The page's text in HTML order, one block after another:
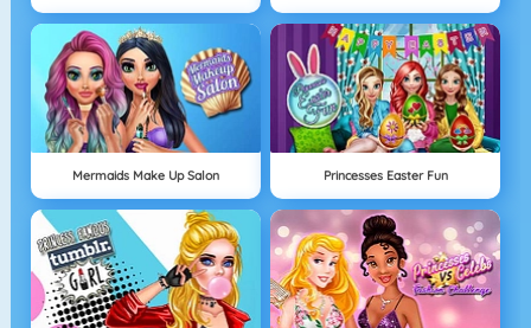
Mermaids Make Up Salon Princesses Easter Fun